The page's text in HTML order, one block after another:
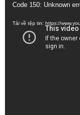
Trình
Video
Code 150: Unknown
Tải về tệp tin: https://